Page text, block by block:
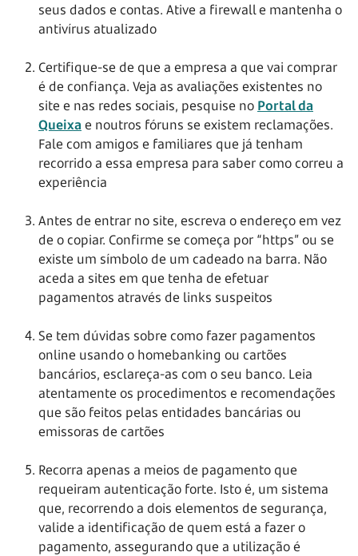
seus dados e contas. Ative a firewall e mantenha o
antivírus atualizado
Certifique-se de que a empresa a que vai comprar
é de confiança. Veja as avaliações existentes no
site e nas redes sociais, pesquise no Portal da
Queixa e noutros fóruns se existem reclamações.
Fale com amigos e familiares que já tenham
recorrido a essa empresa para saber como correu a
experiência
Antes de entrar no site, escreva o endereço em vez
de o copiar. Confirme se começa por “https” ou se
existe um símbolo de um cadeado na barra. Não
aceda a sites em que tenha de efetuar
pagamentos através de links suspeitos
Se tem dúvidas sobre como fazer pagamentos
online usando o homebanking ou cartões
bancários, esclareça-as com o seu banco. Leia
atentamente os procedimentos e recomendações
que são feitos pelas entidades bancárias ou
emissoras de cartões
Recorra apenas a meios de pagamento que
requeiram autenticação forte. Isto é, um sistema
que, recorrendo a dois elementos de segurança,
valide a identificação de quem está a fazer o
pagamento, assegurando que a utilização é